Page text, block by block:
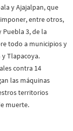
y Ajajalpan, que
entre otros,
3, de la
todo a municipios y
Tlapacoya.
contra 14
las máquinas
territorios
muerte.